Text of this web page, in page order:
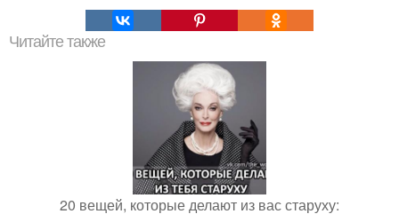
Читайте также
20 вещей, которые делают из вас старуху: